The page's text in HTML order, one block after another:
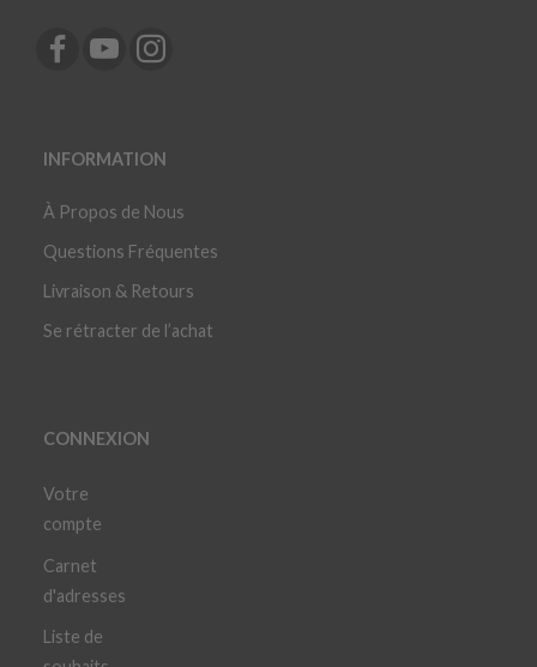
INFORMATION
À Propos de Nous
Questions Fréquentes
Livraison & Retours
Se rétracter de l’achat
CONNEXION
Votre
compte
Carnet
d'adresses
Liste de